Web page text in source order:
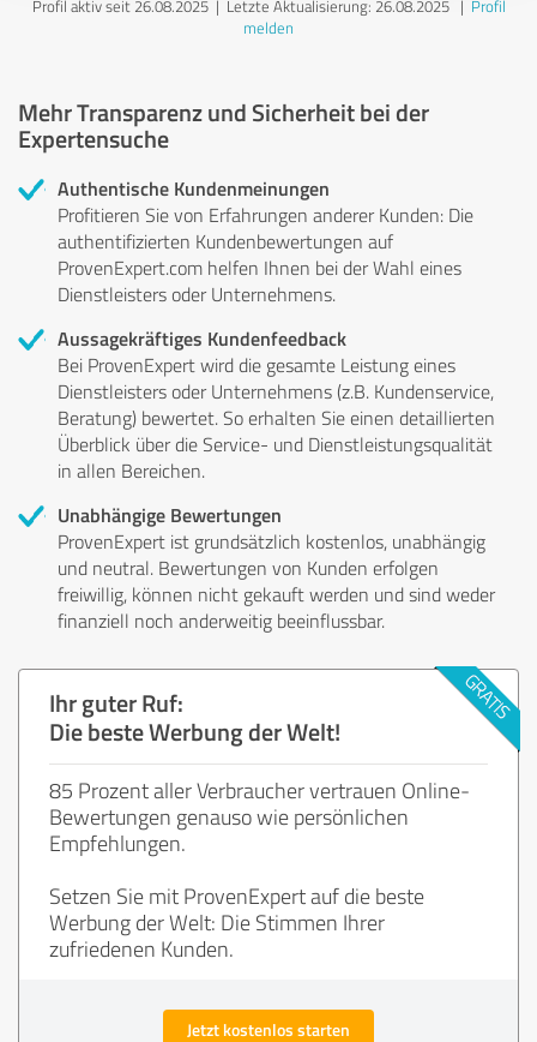
Profil aktiv seit 26.08.2025 | Letzte Aktualisierung: 26.08.2025| Profil
melden
Mehr Transparenz und Sicherheit bei der
Expertensuche
Authentische Kundenmeinungen
Profitieren Sie von Erfahrungen anderer Kunden: Die
authentifizierten Kundenbewertungen auf
ProvenExpert.com helfen Ihnen bei der Wahl eines
Dienstleisters oder Unternehmens.
Aussagekräftiges Kundenfeedback
Bei ProvenExpert wird die gesamte Leistung eines
Dienstleisters oder Unternehmens (z.B. Kundenservice,
Beratung) bewertet. So erhalten Sie einen detaillierten
Überblick über die Service- und Dienstleistungsqualität
in allen Bereichen.
Unabhängige Bewertungen
ProvenExpert ist grundsätzlich kostenlos, unabhängig
und neutral. Bewertungen von Kunden erfolgen
freiwillig, können nicht gekauft werden und sind weder
finanziell noch anderweitig beeinflussbar.
Ihr guter Ruf:
Die beste Werbung der Welt!
85 Prozent aller Verbraucher vertrauen Online-
Bewertungen genauso wie persönlichen
Empfehlungen.
Setzen Sie mit ProvenExpert auf die beste
Werbung der Welt: Die Stimmen Ihrer
zufriedenen Kunden.
Jetzt kostenlos starten